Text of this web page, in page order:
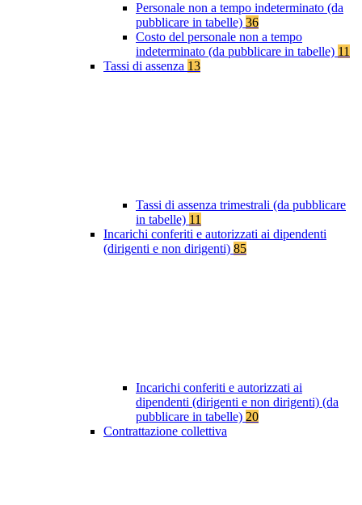
Personale non a tempo indeterminato (da
pubblicare in tabelle) 36
Costo del personale non a tempo
indeterminato (da pubblicare in tabelle) 11
Tassi di assenza 13
Tassi di assenza trimestrali (da pubblicare
in tabelle) 11
Incarichi conferiti e autorizzati ai dipendenti
(dirigenti e non dirigenti) 85
Incarichi conferiti e autorizzati ai
dipendenti (dirigenti e non dirigenti) (da
pubblicare in tabelle) 20
Contrattazione collettiva